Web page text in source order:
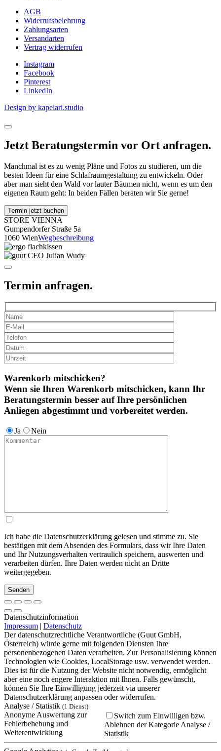
AGB
Widerrufsbelehrung
Zahlungsarten
Versandarten
Vertrag widerrufen
Instagram
Facebook
Pinterest
LinkedIn
Design by kapelari.studio
Jetzt Beratungstermin vor Ort anfragen.
Manchmal ist es zu wenig Pläne und Fotos zu studieren, um die
besten Ideen für eine Schlafraumgestaltung zu entwickeln. Oder
aber man sieht den Wald vor lauter Bäumen nicht, wenn es um den
eigenen Raum geht: In beiden Fällen beraten wir Sie gerne!
Termin jetzt buchen
STORE VIENNA
Gumpendorfer Straße 5a
1060 WienWegbeschreibung
Termin anfragen.
Warenkorb mitschicken?
Wenn sie Ihren Warenkorb mitschicken, kann Ihr
Beratungstermin besser auf Ihre persönlichen
Anliegen abgestimmt und vorbereitet werden.
Ja Nein
Ich habe die Datenschutzerklärung gelesen und stimme zu. Sie
bestätigen mit dem Absenden des Formulars, dass wir Ihre Daten
und Ihr Nutzungsverhalten vertraulich speichern, auswerten und
verarbeiten dürfen. Ihre Daten werden nicht an Dritte
weitergegeben.
Bitte lasse dieses Feld leer.
Bitte lasse dieses Feld leer.
Bitte lasse dieses Feld leer.
Datenschutzinformation
Impressum | Datenschutz
Der datenschutzrechtliche Verantwortliche (Guut GmbH,
Österreich) würde gerne mit folgenden Diensten Ihre
personenbezogenen Daten verarbeiten. Zur Personalisierung können
Technologien wie Cookies, LocalStorage usw. verwendet werden.
Dies ist für die Nutzung der Website nicht notwendig, ermöglicht
aber eine noch engere Interaktion mit Ihnen. Falls gewünscht,
können Sie Ihre Einwilligung jederzeit via unserer
Datenschutzerklärung anpassen oder widerrufen.
Analyse / Statistik (1 Dienst)
Anonyme Auswertung zur
Fehlerbehebung und
Weiterentwicklung
Switch zum Einwilligen bzw.
Ablehnen der Kategorie Analyse /
Statistik